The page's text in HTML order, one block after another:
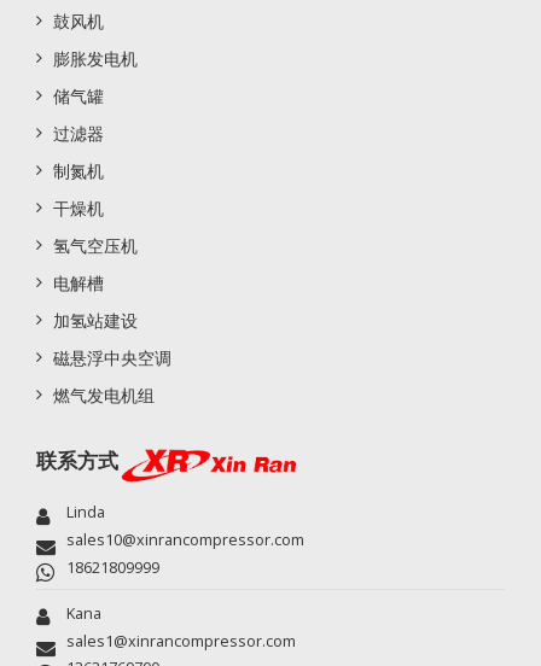
鼓风机
膨胀发电机
储气罐
过滤器
制氮机
干燥机
氢气空压机
电解槽
加氢站建设
磁悬浮中央空调
燃气发电机组
联系方式
Linda
sales10@xinrancompressor.com
18621809999
Kana
sales1@xinrancompressor.com